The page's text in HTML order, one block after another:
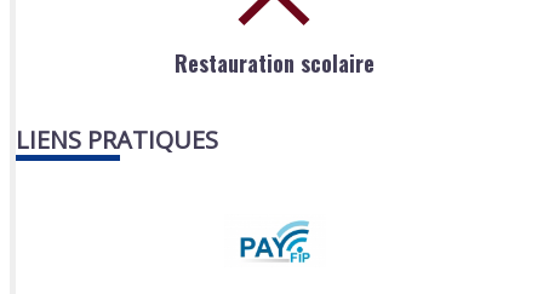
Restauration scolaire
LIENS PRATIQUES